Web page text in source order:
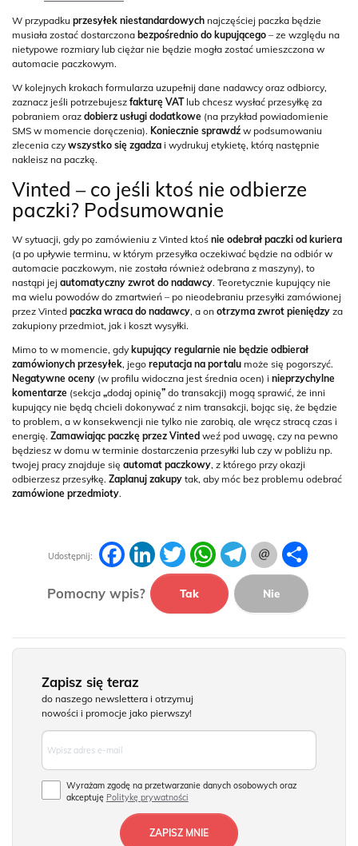
W przypadku przesyłek niestandardowych najczęściej paczka będzie
musiała zostać dostarczona bezpośrednio do kupującego – ze względu na
nietypowe rozmiary lub ciężar nie będzie mogła zostać umieszczona w
automacie paczkowym.
W kolejnych krokach formularza uzupełnij dane nadawcy oraz odbiorcy,
zaznacz jeśli potrzebujesz fakturę VATlub chcesz wysłać przesyłkę za
pobraniem oraz dobierz usługi dodatkowe (na przykład powiadomienie
SMS w momencie doręczenia). Koniecznie sprawdź w podsumowaniu
zlecenia czy wszystko się zgadza i wydrukuj etykietę, którą następnie
nakleisz na paczkę.
Vinted – co jeśli ktoś nie odbierze
paczki? Podsumowanie
W sytuacji, gdy po zamówieniu z Vinted ktoś nie odebrał paczki od kuriera
(a po upływie terminu, w którym przesyłka oczekiwać będzie na odbiór w
automacie paczkowym, nie została również odebrana z maszyny), to
nastąpi jej automatyczny zwrot do nadawcy. Teoretycznie kupujący nie
ma wielu powodów do zmartwień – po nieodebraniu przesyłki zamówionej
przez Vinted paczka wraca do nadawcy, a on otrzyma zwrot pieniędzy za
zakupiony przedmiot, jak i koszt wysyłki.
Mimo to w momencie, gdy kupujący regularnie nie będzie odbierał
zamówionych przesyłek, jego reputacja na portalu może się pogorszyć.
Negatywne oceny (w profilu widoczna jest średnia ocen) i nieprzychylne
komentarze (sekcja „dodaj opinię” do transakcji) mogą sprawić, że inni
kupujący nie będą chcieli dokonywać z nim transakcji, bojąc się, że będzie
to problem, a w konsekwencji nie tylko nie zarobią, ale wręcz stracą czas i
energię. Zamawiając paczkę przez Vinted weź pod uwagę, czy na pewno
będziesz w domu w terminie dostarczenia przesyłki lub czy w pobliżu np.
twojej pracy znajduje się automat paczkowy, z którego przy okazji
odbierzesz przesyłkę. Zaplanuj zakupy tak, aby móc bez problemu odebrać
zamówione przedmioty.
Udostępnij:
FacebookLinkedInTwitter WhatsAppTelegram
Pomocny wpis? Tak Nie
Zapisz się teraz
do naszego newslettera i otrzymuj
nowości i promocje jako pierwszy!
Wyrażam zgodę na przetwarzanie danych osobowych oraz
akceptuję Politykę prywatności